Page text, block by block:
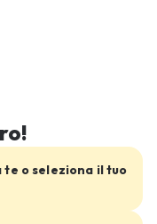
o seleziona il tuo